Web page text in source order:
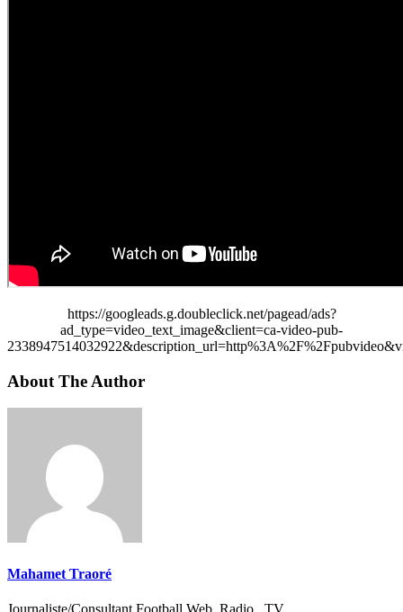
https://googleads.g.doubleclick.net/pagead/ads?
ad_type=video_text_image&client=ca-video-pub-
About The Author
Mahamet Traoré
Journaliste/Consultant Football Web, Radio , TV